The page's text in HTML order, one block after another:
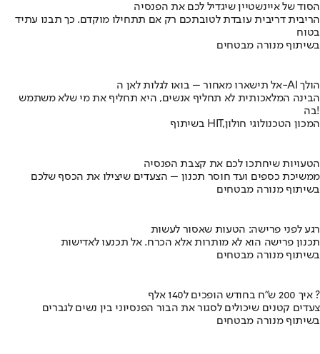
הסוד של איינשטיין שיגדיל לכם את הפנסיה
הריבית דריבית עובדת לטובתכם רק אם תתחילו מוקדם. כך תבנו עתיד
בטוח
בשיתוף מנורה מבטחים
אל תישארו מאחור – בואו לגלות לאן ה-AI הולך
הבינה המלאכותית לא תחליף אנשים, היא תחליף את מי שלא משתמש
בה!
בשיתוף HIT,המכון הטכנולוגי חולון
הטעויות שיחתכו לכם את קצבת הפנסיה
ממשיכת כספים ועד חוסר תכנון – הצעדים שיצילו את הכסף שלכם
בשיתוף מנורה מבטחים
רגע לפני פרישה: הטעות שאסור לעשות
תכנון פרישה הוא לא מותרות אלא הכרח. אל תכנעו לאדישות
בשיתוף מנורה מבטחים
איך 200 ש"ח בחודש הופכים ל140 אלף ?
צעדים קטנים שיכולים לסגור את הבור הפנסיוני בין נשים לגברים
בשיתוף מנורה מבטחים